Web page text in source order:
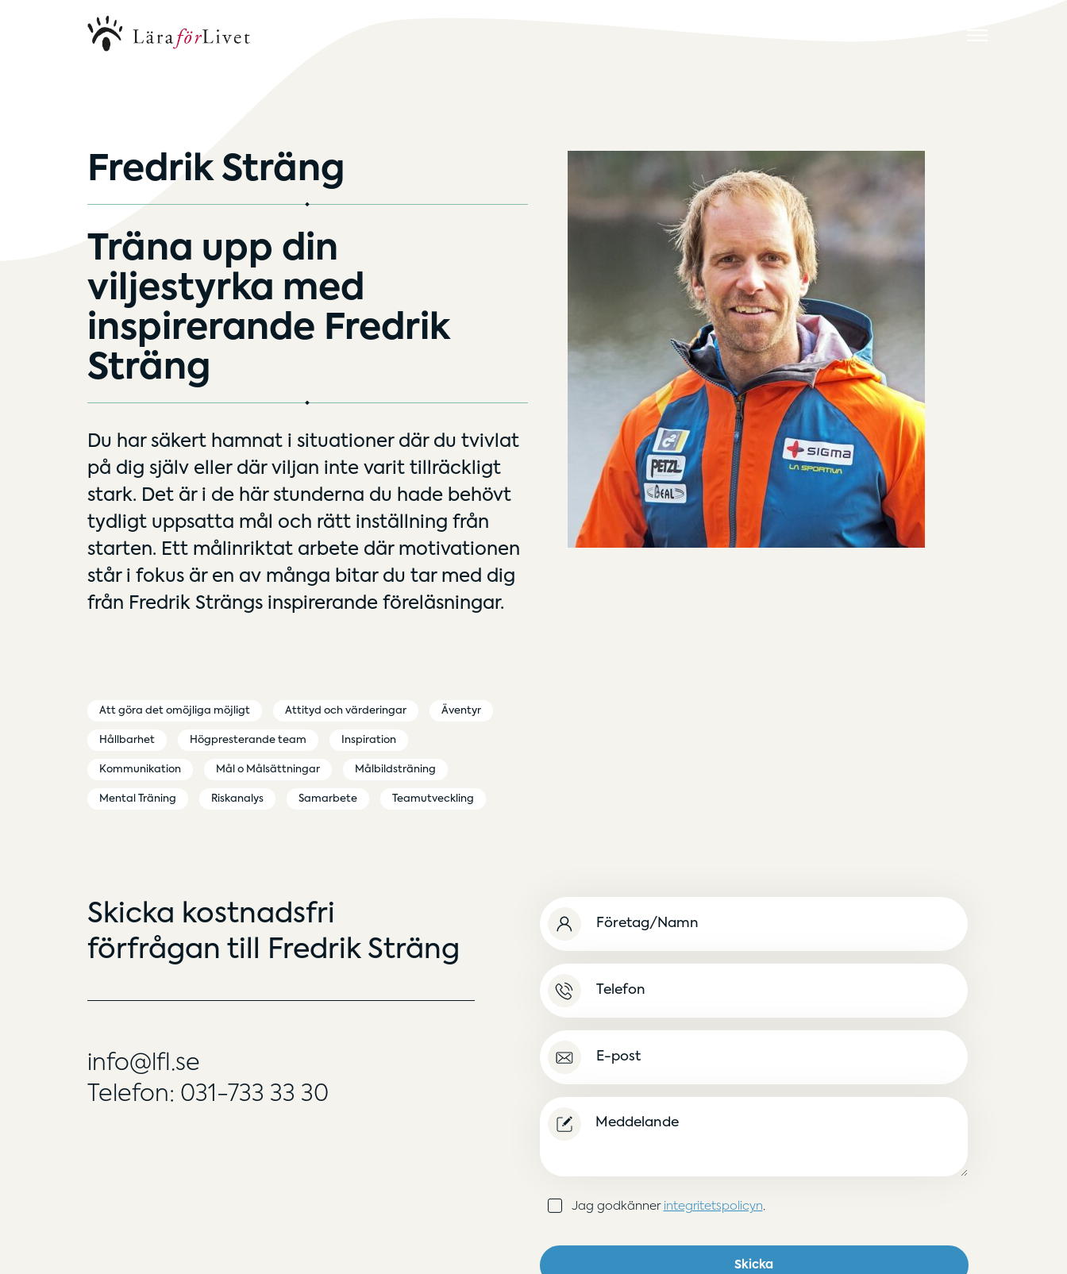
Fredrik Sträng
Träna upp din
viljestyrka med
inspirerande Fredrik
Sträng
Du har säkert hamnat i situationer där du tvivlat
på dig själv eller där viljan inte varit tillräckligt
stark. Det är i de här stunderna du hade behövt
tydligt uppsatta mål och rätt inställning från
starten. Ett målinriktat arbete där motivationen
står i fokus är en av många bitar du tar med dig
från Fredrik Strängs inspirerande föreläsningar.
Att göra det omöjliga möjligt Attityd och värderingar Äventyr
Hållbarhet Högpresterande team Inspiration
Kommunikation Mål o Målsättningar Målbildsträning
Mental Träning Riskanalys Samarbete Teamutveckling
Skicka kostnadsfri
förfrågan till Fredrik Sträng
info@lfl.se
Telefon: 031-733 33 30
Namn
(Obligatoriskt)
Namnlös
E-
post
(Obligatoriskt)
Meddelande
Samtycke
Jag godkänner integritetspolicyn.
Skicka